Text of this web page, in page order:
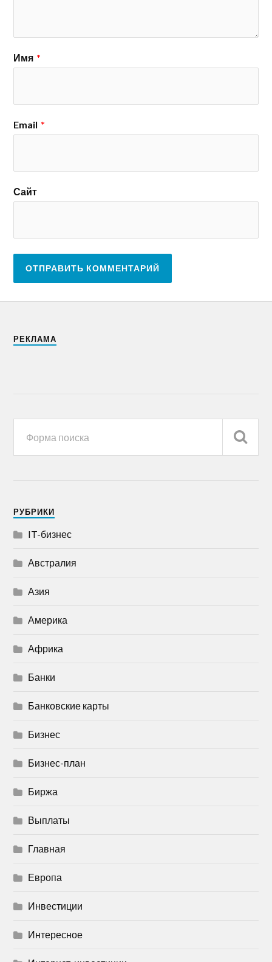
Имя *
Email *
Сайт
РЕКЛАМА
РУБРИКИ
IT-бизнес
Австралия
Азия
Америка
Африка
Банки
Банковские карты
Бизнес
Бизнес-план
Биржа
Выплаты
Главная
Европа
Инвестиции
Интересное